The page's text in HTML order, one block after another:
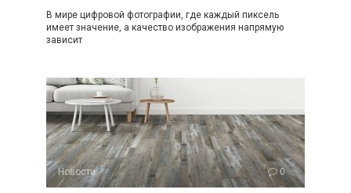
В мире цифровой фотографии, где каждый пиксель
имеет значение, а качество изображения напрямую
зависит
Новости 0